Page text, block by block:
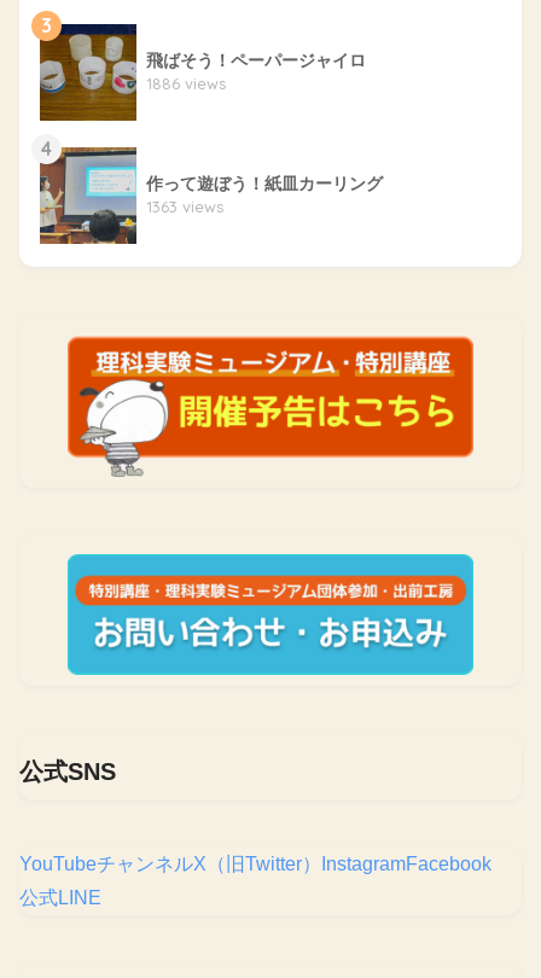
3
飛ばそう！ペーパージャイロ
1886 views
4
作って遊ぼう！紙皿カーリング
1363 views
公式SNS
YouTubeチャンネルX（旧Twitter） InstagramFacebook
公式LINE